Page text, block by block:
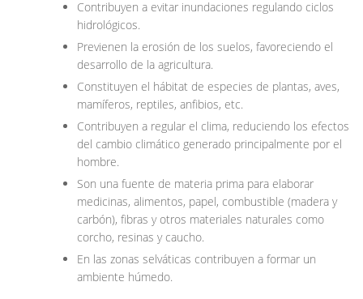
Contribuyen a evitar inundaciones regulando ciclos
hidrológicos.
Previenen la erosión de los suelos, favoreciendo el
desarrollo de la agricultura.
Constituyen el hábitat de especies de plantas, aves,
mamíferos, reptiles, anfibios, etc.
Contribuyen a regular el clima, reduciendo los efectos
del cambio climático generado principalmente por el
hombre.
Son una fuente de materia prima para elaborar
medicinas, alimentos, papel, combustible (madera y
carbón), fibras y otros materiales naturales como
corcho, resinas y caucho.
En las zonas selváticas contribuyen a formar un
ambiente húmedo.